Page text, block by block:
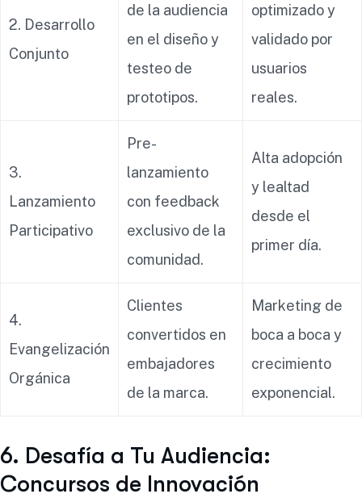
2. Desarrollo
Conjunto
de la audiencia
en el diseño y
testeo de
prototipos.
optimizado y
validado por
usuarios
reales.
3.
Lanzamiento
Participativo
Pre-
lanzamiento
con feedback
exclusivo de la
comunidad.
Alta adopción
y lealtad
desde el
primer día.
4.
Evangelización
Orgánica
Clientes
convertidos en
embajadores
de la marca.
Marketing de
boca a boca y
crecimiento
exponencial.
6. Desafía a Tu Audiencia:
Concursos de Innovación